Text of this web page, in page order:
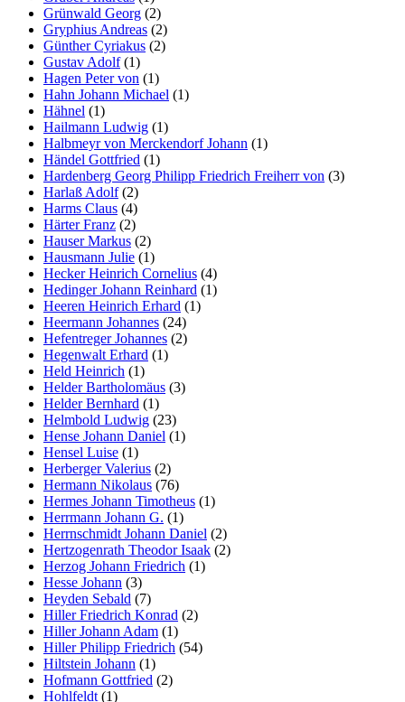
Grünwald Georg (2)
Gryphius Andreas (2)
Günther Cyriakus (2)
Gustav Adolf(1)
Hagen Peter von (1)
Hahn Johann Michael (1)
Hähnel (1)
Hailmann Ludwig (1)
Halbmeyr von Merckendorf Johann (1)
Händel Gottfried (1)
Hardenberg Georg Philipp Friedrich Freiherr von (3)
Harlaß Adolf(2)
Harms Claus (4)
Härter Franz (2)
Hauser Markus (2)
Hausmann Julie (1)
Hecker Heinrich Cornelius (4)
Hedinger Johann Reinhard (1)
Heeren Heinrich Erhard (1)
Heermann Johannes (24)
Hefentreger Johannes (2)
Hegenwalt Erhard (1)
Held Heinrich (1)
Helder Bartholomäus (3)
Helder Bernhard (1)
Helmbold Ludwig (23)
Hense Johann Daniel (1)
Hensel Luise (1)
Herberger Valerius (2)
Hermann Nikolaus (76)
Hermes Johann Timotheus (1)
Herrmann Johann G. (1)
Herrnschmidt Johann Daniel (2)
Hertzogenrath Theodor Isaak (2)
Herzog Johann Friedrich (1)
Hesse Johann (3)
Heyden Sebald (7)
Hiller Friedrich Konrad (2)
Hiller Johann Adam (1)
Hiller Philipp Friedrich (54)
Hiltstein Johann (1)
Hofmann Gottfried (2)
Hohlfeldt (1)